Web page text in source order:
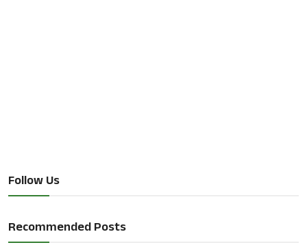
Follow Us
Recommended Posts